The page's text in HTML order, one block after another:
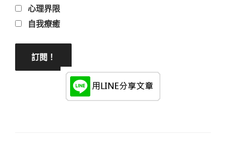
心理界限
自我療癒